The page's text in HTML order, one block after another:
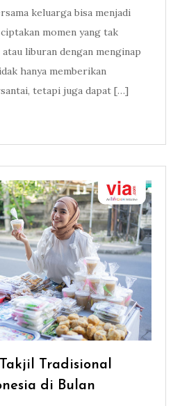
keluarga bisa menjadi
momen yang tak
liburan dengan menginap
hanya memberikan
tetapi juga dapat […]
Tradisional
di Bulan